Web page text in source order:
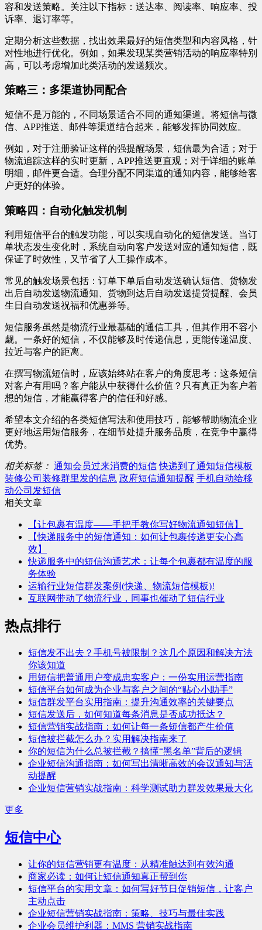
容和发送策略。关注以下指标：送达率、阅读率、响应率、投
诉率、退订率等。
定期分析这些数据，找出效果最好的短信类型和内容风格，针
对性地进行优化。例如，如果发现某类营销活动的响应率特别
高，可以考虑增加此类活动的发送频次。
策略三：多渠道协同配合
短信不是万能的，不同场景适合不同的通知渠道。将短信与微
信、APP推送、邮件等渠道结合起来，能够发挥协同效应。
例如，对于注册验证这样的强提醒场景，短信最为合适；对于
物流追踪这样的实时更新，APP推送更直观；对于详细的账单
明细，邮件更合适。合理分配不同渠道的通知内容，能够给客
户更好的体验。
策略四：自动化触发机制
利用短信平台的触发功能，可以实现自动化的短信发送。当订
单状态发生变化时，系统自动向客户发送对应的通知短信，既
保证了时效性，又节省了人工操作成本。
常见的触发场景包括：订单下单后自动发送确认短信、货物发
出后自动发送物流通知、货物到达后自动发送提货提醒、会员
生日自动发送祝福和优惠券等。
短信服务虽然是物流行业最基础的通信工具，但其作用不容小
觑。一条好的短信，不仅能够及时传递信息，更能传递温度、
拉近与客户的距离。
在撰写物流短信时，应该始终站在客户的角度思考：这条短信
对客户有用吗？客户能从中获得什么价值？只有真正为客户着
想的短信，才能赢得客户的信任和好感。
希望本文介绍的各类短信写法和使用技巧，能够帮助物流企业
更好地运用短信服务，在细节处提升服务品质，在竞争中赢得
优势。
相关标签： 通知会员过来消费的短信 快递到了通知短信模板
装修公司装修群里发的信息 政府短信通知提醒 手机自动给移
动公司发短信
相关文章
【让包裹有温度——手把手教你写好物流通知短信】
【快递服务中的短信通知：如何让包裹传递更安心高
效】
快递服务中的短信沟通艺术：让每个包裹都有温度的服
务体验
运输行业短信群发案例(快递、物流短信模板)!
互联网带动了物流行业，同事也催动了短信行业
热点排行
短信发不出去？手机号被限制？这几个原因和解决方法
你该知道
用短信把普通用户变成忠实客户：一份实用运营指南
短信平台如何成为企业与客户之间的“贴心小助手”
短信群发平台实用指南：提升沟通效率的关键要点
短信发送后，如何知道每条消息是否成功抵达？
短信营销实战指南：如何让每一条短信都产生价值
短信被拦截怎么办？实用解决指南来了
你的短信为什么总被拦截？搞懂“黑名单”背后的逻辑
企业短信沟通指南：如何写出清晰高效的会议通知与活
动提醒
企业短信营销实战指南：科学测试助力群发效果最大化
更多
短信中心
让你的短信营销更有温度：从精准触达到有效沟通
商家必读：如何让短信通知真正帮到你
短信平台的实用文章：如何写好节日促销短信，让客户
主动点击
企业短信营销实战指南：策略、技巧与最佳实践
企业会员维护利器：MMS 营销实战指南